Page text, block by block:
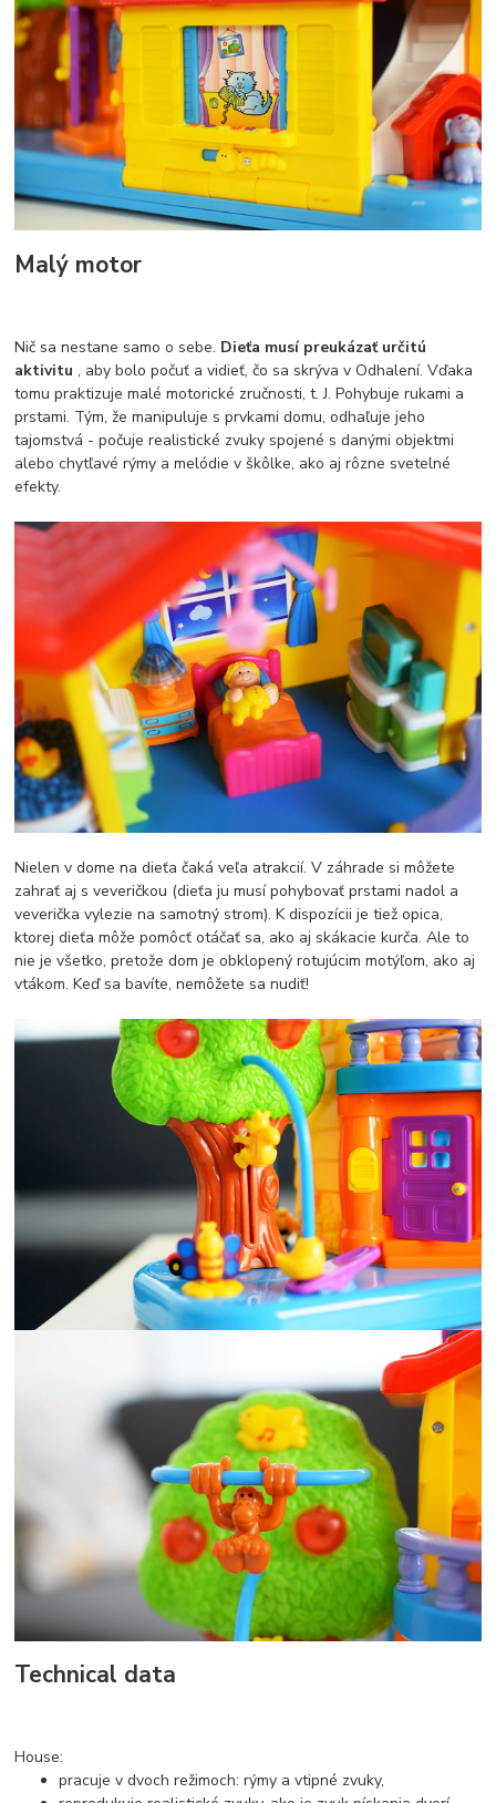
Malý motor
Nič sa nestane samo o sebe. Dieťa musí preukázať určitú
aktivitu, aby bolo počuť a vidieť, čo sa skrýva v Odhalení. Vďaka
tomu praktizuje malé motorické zručnosti, t. J. Pohybuje rukami a
prstami. Tým, že manipuluje s prvkami domu, odhaľuje jeho
tajomstvá - počuje realistické zvuky spojené s danými objektmi
alebo chytľavé rýmy a melódie v škôlke, ako aj rôzne svetelné
efekty.
Nielen v dome na dieťa čaká veľa atrakcií. V záhrade si môžete
zahrať aj s veveričkou (dieťa ju musí pohybovať prstami nadol a
veverička vylezie na samotný strom). K dispozícii je tiež opica,
ktorej dieťa môže pomôcť otáčať sa, ako aj skákacie kurča. Ale to
nie je všetko, pretože dom je obklopený rotujúcim motýľom, ako aj
vtákom. Keď sa bavíte, nemôžete sa nudiť!
Technical data
House:
pracuje v dvoch režimoch: rýmy a vtipné zvuky,